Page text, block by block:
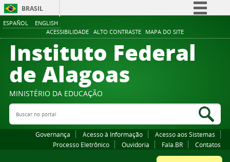
ESPAÑOL ENGLISH
ACESSIBILIDADE ALTO CONTRASTE MAPA DO SITE
BRASIL
Comunica BR
Participe
Canais
Instituto Federal
de Alagoas
MINISTÉRIO DA EDUCAÇÃO
Buscar no portal
Governança Acesso à Informação
Acesso aos Sistemas
Processo Eletrônico
Ouvidoria Fala.BR Contatos